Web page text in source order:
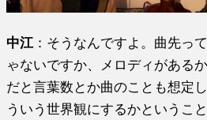
中江 ：そうなんですよ。曲先っ
ゃないですか、メロディがある
だと言葉数とか曲のことも想定
ういう世界観にするかというこ